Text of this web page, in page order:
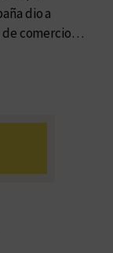
dio a
de comercio…